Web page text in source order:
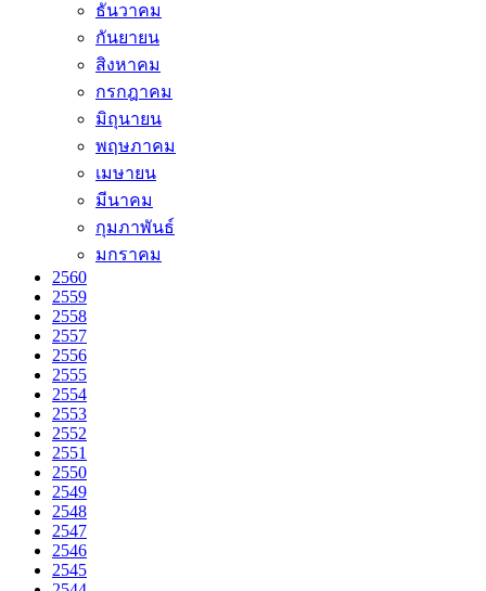
ธันวาคม
กันยายน
สิงหาคม
กรกฎาคม
มิถุนายน
พฤษภาคม
เมษายน
มีนาคม
กุมภาพันธ์
มกราคม
2560
2559
2558
2557
2556
2555
2554
2553
2552
2551
2550
2549
2548
2547
2546
2545